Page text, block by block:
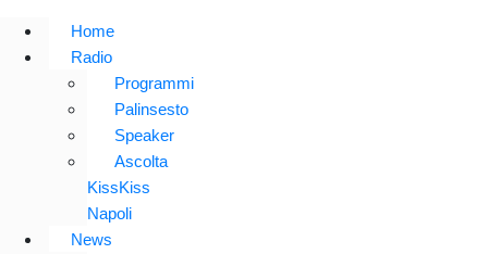
Home
Radio
Programmi
Palinsesto
Speaker
Ascolta
KissKiss
Napoli
News